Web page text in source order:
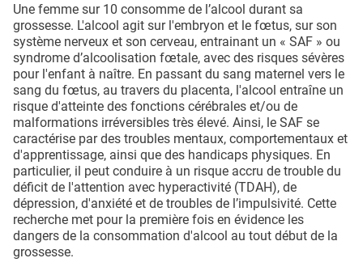
Une femme sur 10 consomme de l’alcool durant sa
grossesse. L'alcool agit sur l'embryon et le fœtus, sur son
système nerveux et son cerveau, entrainant un « SAF » ou
syndrome d’alcoolisation fœtale, avec des risques sévères
pour l'enfant à naître. En passant du sang maternel vers le
sang du fœtus, au travers du placenta, l'alcool entraîne un
risque d'atteinte des fonctions cérébrales et/ou de
malformations irréversibles très élevé. Ainsi, le SAF se
caractérise par des troubles mentaux, comportementaux et
d'apprentissage, ainsi que des handicaps physiques. En
particulier, il peut conduire à un risque accru de trouble du
déficit de l'attention avec hyperactivité (TDAH), de
dépression, d'anxiété et de troubles de l’impulsivité. Cette
recherche met pour la première fois en évidence les
dangers de la consommation d'alcool au tout début de la
grossesse.